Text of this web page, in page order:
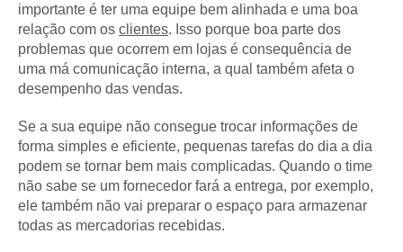
importante é ter uma equipe bem alinhada e uma boa
relação com os clientes. Isso porque boa parte dos
problemas que ocorrem em lojas é consequência de
uma má comunicação interna, a qual também afeta o
desempenho das vendas.
Se a sua equipe não consegue trocar informações de
forma simples e eficiente, pequenas tarefas do dia a dia
podem se tornar bem mais complicadas. Quando o time
não sabe se um fornecedor fará a entrega, por exemplo,
ele também não vai preparar o espaço para armazenar
todas as mercadorias recebidas.